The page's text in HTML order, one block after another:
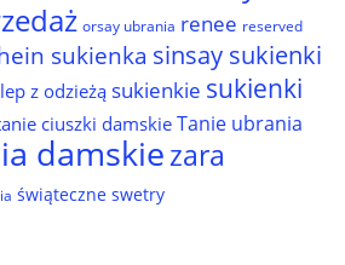
orsay ubrania renee reserved
sukienka sinsay sukienki
z odzieżą sukienkie sukienki
ciuszki damskie Tanie ubrania
damskiezara
świąteczne swetry